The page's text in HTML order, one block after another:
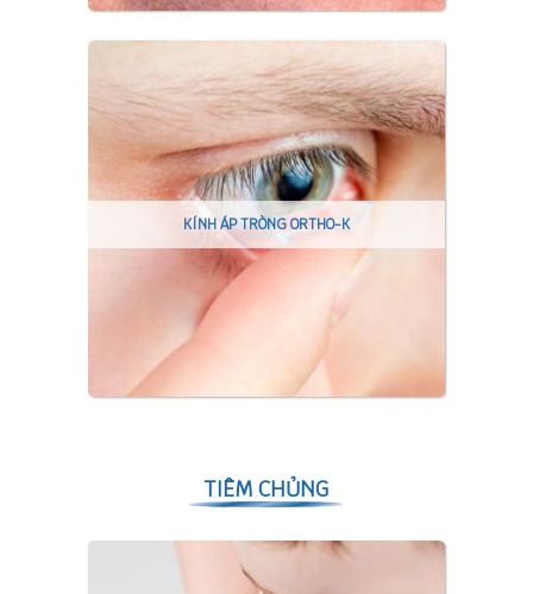
KÍNH ÁP TRÒNG ORTHO-K
TIÊM CHỦNG